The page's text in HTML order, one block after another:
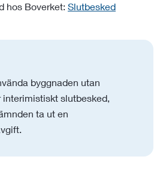
hos Boverket: Slutbesked
byggnaden utan
slutbesked,
ta ut en